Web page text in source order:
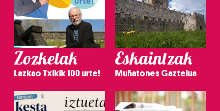
Zozketak
Lazkao Txikik 100 urte!
Eskaintzak
Muñatones Gaztelua